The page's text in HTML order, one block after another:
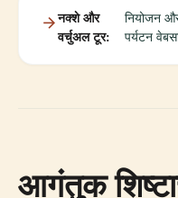
नक्शे और
वर्चुअल टूर:
नियोजन
पर्यटन
आगंतुक